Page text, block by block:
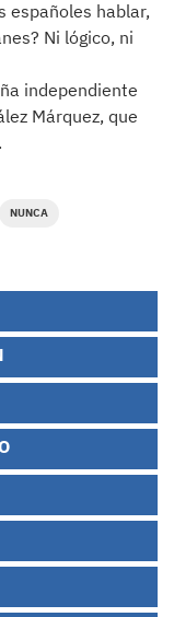
españoles hablar,
Ni lógico, ni
independiente
Márquez, que
NUNCA